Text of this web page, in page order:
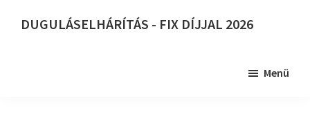
DUGULÁSELHÁRÍTÁS - FIX DÍJJAL 2026
Menü